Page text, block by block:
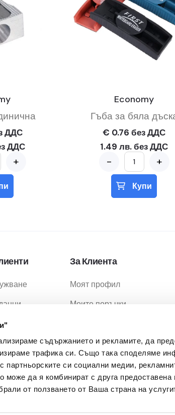
съдържанието и рекламите, да
трафика си. Също така споделяме
партньорските си социални медии,
може да я комбинират с друга предоставена
от ползването от Ваша страна на
ДДС
ДДС
+
Economy
Гъба за бяла
€ 0.76 без ДДС
1.49 лв. без ДДС
- +
Купи
За Клиента
Моят профил
Моите поръчки
Промоции
МОН Проекти